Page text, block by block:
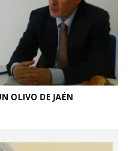
OLIVO DE JAÉN